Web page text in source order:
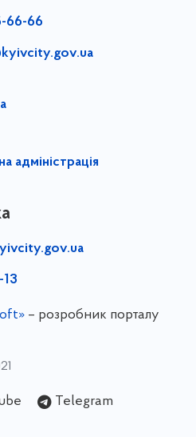
66-66
адміністрація
– розробник порталу
Telegram